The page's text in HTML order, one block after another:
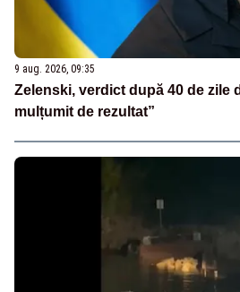
9 aug. 2026, 09:35
Zelenski, verdict după 40 de zile
mulțumit de rezultat”